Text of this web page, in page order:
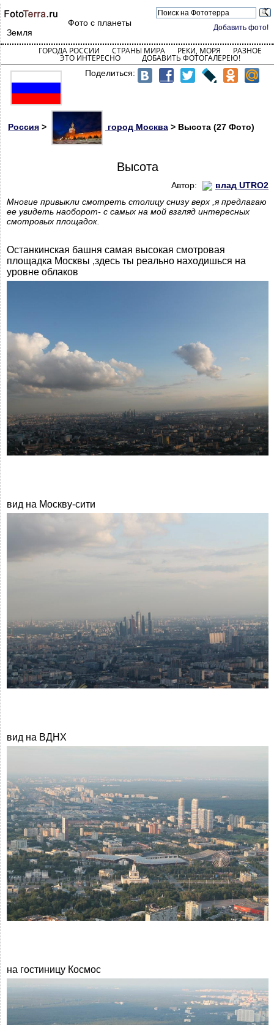
Добавить фото!
Фото с планеты
Земля
ГОРОДА РОССИИ СТРАНЫ МИРА РЕКИ, МОРЯ РАЗНОЕ
ЭТО ИНТЕРЕСНО ДОБАВИТЬ ФОТОГАЛЕРЕЮ!
Поделиться:
Россия > город Москва > Высота (27 Фото)
Высота
Автор:
влад UTRO2
Многие привыкли смотреть столицу снизу верх ,я предлагаю
ее увидеть наоборот- с самых на мой взгляд интересных
смотровых площадок.
Останкинская башня самая высокая смотровая
площадка Москвы ,здесь ты реально находишься на
уровне облаков
вид на Москву-сити
вид на ВДНХ
на гостиницу Космос